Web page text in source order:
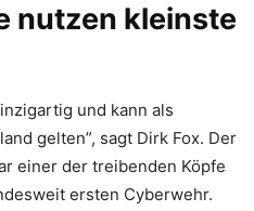
nutzen kleinste
und kann als
gelten”, sagt Dirk Fox. Der
einer der treibenden Köpfe
ersten Cyberwehr.